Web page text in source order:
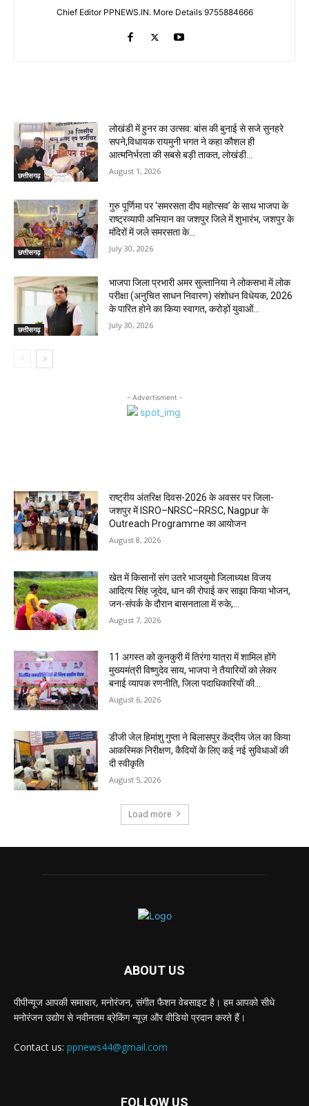
Chief Editor PPNEWS.IN. More Details 9755884666
छत्तीसगढ़
लोखंडी में हुनर का उत्सव: बांस की बुनाई से सजे सुनहरे
सपने,विधायक रायमुनी भगत ने कहा कौशल ही
आत्मनिर्भरता की सबसे बड़ी ताकत, लोखंडी...
August 1, 2026
छत्तीसगढ़
गुरु पूर्णिमा पर ‘समरसता दीप महोत्सव’ के साथ भाजपा के
राष्ट्रव्यापी अभियान का जशपुर जिले में शुभारंभ, जशपुर के
मंदिरों में जले समरसता के...
July 30, 2026
छत्तीसगढ़
भाजपा जिला प्रभारी अमर सुल्तानिया ने लोकसभा में लोक
परीक्षा (अनुचित साधन निवारण) संशोधन विधेयक, 2026
के पारित होने का किया स्वागत, करोड़ों युवाओं...
July 30, 2026
- Advertisment -
राष्ट्रीय अंतरिक्ष दिवस-2026 के अवसर पर जिला-
जशपुर में ISRO–NRSC–RRSC, Nagpur के
Outreach Programme का आयोजन
August 8, 2026
खेत में किसानों संग उतरे भाजयुमो जिलाध्यक्ष विजय
आदित्य सिंह जूदेव, धान की रोपाई कर साझा किया भोजन,
जन-संपर्क के दौरान बासनताला में रुके,...
August 7, 2026
11 अगस्त को कुनकुरी में तिरंगा यात्रा में शामिल होंगे
मुख्यमंत्री विष्णुदेव साय, भाजपा ने तैयारियों को लेकर
बनाई व्यापक रणनीति, जिला पदाधिकारियों की...
August 6, 2026
डीजी जेल हिमांशु गुप्ता ने बिलासपुर केंद्रीय जेल का किया
आकस्मिक निरीक्षण, कैदियों के लिए कई नई सुविधाओं की
दी स्वीकृति
August 5, 2026
Load more
ABOUT US
पीपीन्यूज आपकी समाचार, मनोरंजन, संगीत फैशन वेबसाइट है। हम आपको सीधे
मनोरंजन उद्योग से नवीनतम ब्रेकिंग न्यूज़ और वीडियो प्रदान करते हैं।
Contact us: ppnews44@gmail.com
FOLLOW US